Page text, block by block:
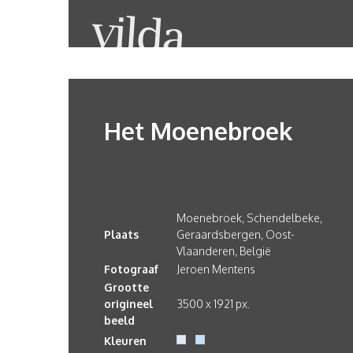
Het Moenebroek
Plaats
Moenebroek, Schendelbeke,
Geraardsbergen, Oost-
Vlaanderen, België
Fotograaf
Jeroen Mentens
Grootte
origineel
beeld
3500 x 1921 px.
Kleuren